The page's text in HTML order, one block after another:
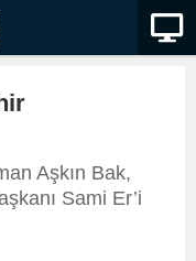
Aşkın Bak,
Sami Er’i